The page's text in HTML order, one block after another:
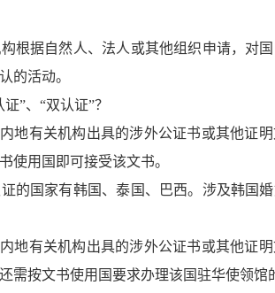
根据自然人、法人或其他组织申请，对
的活动。
”、“双认证”？
地有关机构出具的涉外公证书或其他证
使用国即可接受该文书。
国家有韩国、泰国、巴西。涉及韩国
有关机构出具的涉外公证书或其他证
需按文书使用国要求办理该国驻华使领馆